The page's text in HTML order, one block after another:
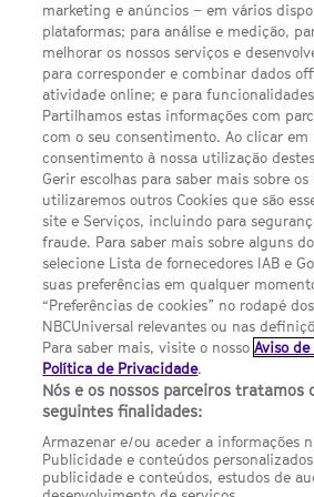
LINKS ÚTEIS
Escolhas de Anúncios
Política de privacidade
Termos E Condições
FILMES
UMA DIVISÃO DA NBCUNIVERSAL
Contact us by email:
NBC Universal Global Networks España
by Universal Studios International BV
NBC Universal Global Networks, S.L.U.
95. Planta 10 Edificio Torre Europa
marketing e anúncios – em vários
plataformas; para análise e medição,
melhorar os nossos serviços e
para corresponder e combinar dados
atividade online; e para
Partilhamos estas informações com
com o seu consentimento. Ao clicar em
consentimento à nossa utilização
Gerir escolhas para saber mais sobre os
utilizaremos outros Cookies que são
site e Serviços, incluindo para
fraude. Para saber mais sobre alguns
selecione Lista de fornecedores IAB e
suas preferências em qualquer
“Preferências de cookies” no rodapé
NBCUniversal relevantes ou nas
Para saber mais, visite o nossoAviso
Política de Privacidade.
Nós e os nossos parceiros tratamos
seguintes finalidades:
Armazenar e/ou aceder a informações
Publicidade e conteúdos
publicidade e conteúdos, estudos de